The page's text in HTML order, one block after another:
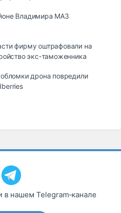
Владимира МАЗ
фирму оштрафовали на
экс-таможенника
дрона повредили
в нашем Telegram‑канале